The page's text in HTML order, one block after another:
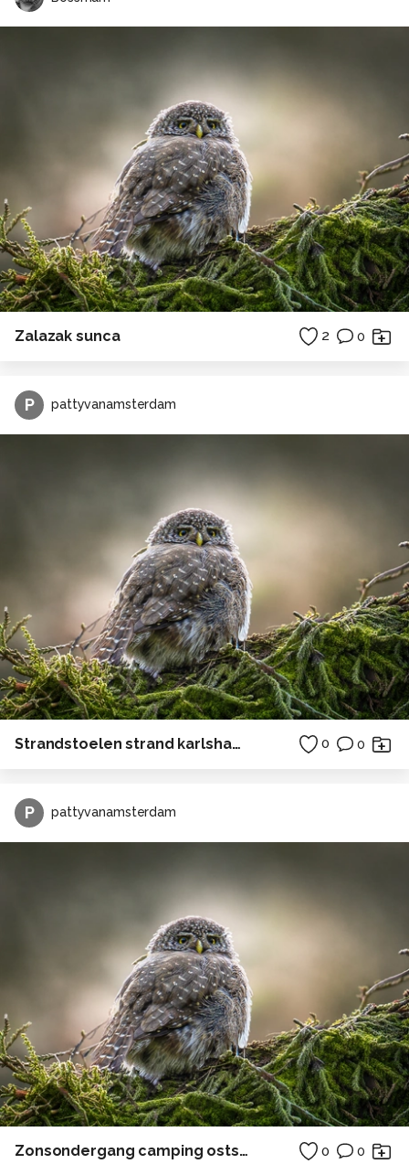
Zalazak sunca 2 0
P pattyvanamsterdam
Strandstoelen strand karlshagen Duitsland zee 0 0
P pattyvanamsterdam
Zonsondergang camping ostsee duitsland horizon 0 0